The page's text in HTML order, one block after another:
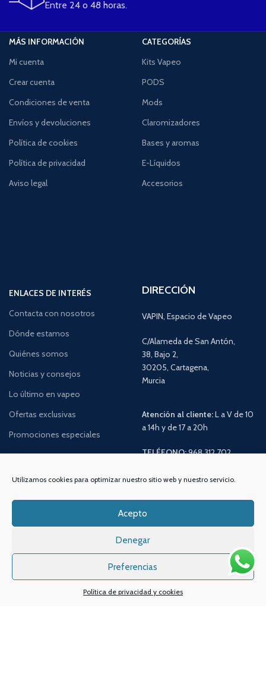
Utilizamos cookies para optimizar nuestro sitio web y nuestro servicio.
Acepto
Denegar
Preferencias
Política de privacidad y cookies
Entre 24 o 48 horas.
MÁS INFORMACIÓN
Mi cuenta
Crear cuenta
Condiciones de venta
Envíos y devoluciones
Política de cookies
Política de privacidad
Aviso legal
CATEGORÍAS
Kits Vapeo
PODS
Mods
Claromizadores
Bases y aromas
E-Líquidos
Accesorios
ENLACES DE INTERÉS
Contacta con nosotros
Dónde estamos
Quiénes somos
Noticias y consejos
Lo último en vapeo
Ofertas exclusivas
Promociones especiales
DIRECCIÓN
VAPIN, Espacio de Vapeo
C/Alameda de San Antón,
38, Bajo 2,
30205, Cartagena,
Murcia
Atención al cliente:L a V de 10
a 14h y de 17 a 20h
TELÉFONO:968 312 702
Email:info@vapeo.es